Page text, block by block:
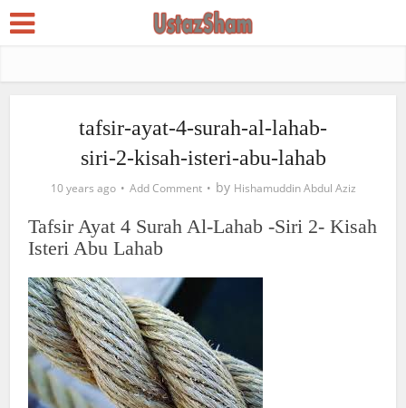
tafsir-ayat-4-surah-al-lahab-
siri-2-kisah-isteri-abu-lahab
10 years ago Add Comment by Hishamuddin Abdul Aziz
Tafsir Ayat 4 Surah Al-Lahab -Siri 2- Kisah
Isteri Abu Lahab